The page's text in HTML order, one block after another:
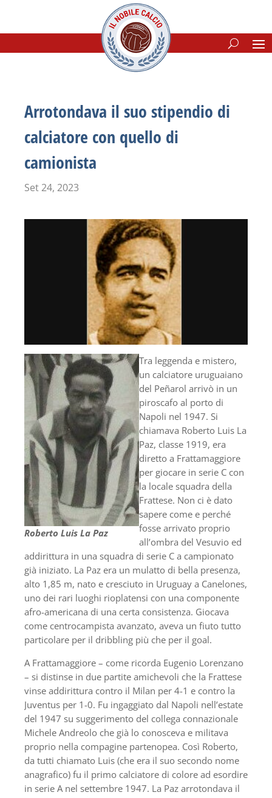
Arrotondava il suo stipendio di
calciatore con quello di
camionista
Set 24, 2023
Roberto Luis La Paz
Tra leggenda e mistero,
un calciatore uruguaiano
del Peñarol arrivò in un
piroscafo al porto di
Napoli nel 1947. Si
chiamava Roberto Luis La
Paz, classe 1919, era
diretto a Frattamaggiore
per giocare in serie C con
la locale squadra della
Frattese. Non ci è dato
sapere come e perché
fosse arrivato proprio
all’ombra del Vesuvio ed
addirittura in una squadra di serie C a campionato
già iniziato. La Paz era un mulatto di bella presenza,
alto 1,85 m, nato e cresciuto in Uruguay a Canelones,
uno dei rari luoghi rioplatensi con una componente
afro-americana di una certa consistenza. Giocava
come centrocampista avanzato, aveva un fiuto tutto
particolare per il dribbling più che per il goal.
A Frattamaggiore – come ricorda Eugenio Lorenzano
– si distinse in due partite amichevoli che la Frattese
vinse addirittura contro il Milan per 4-1 e contro la
Juventus per 1-0. Fu ingaggiato dal Napoli nell’estate
del 1947 su suggerimento del collega connazionale
Michele Andreolo che già lo conosceva e militava
proprio nella compagine partenopea. Così Roberto,
da tutti chiamato Luis (che era il suo secondo nome
anagrafico) fu il primo calciatore di colore ad esordire
in serie A nel settembre 1947. La Paz arrotondava il